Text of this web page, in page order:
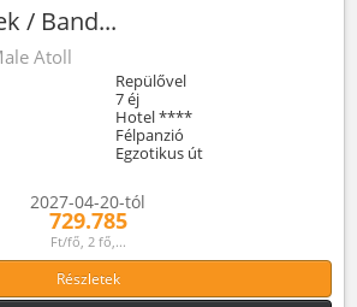
/ Band...
Atoll
Repülővel
7 éj
Hotel ****
Félpanzió
Egzotikus út
2027-04-20-tól
729.785
Ft/fő, 2 fő,...
Részletek